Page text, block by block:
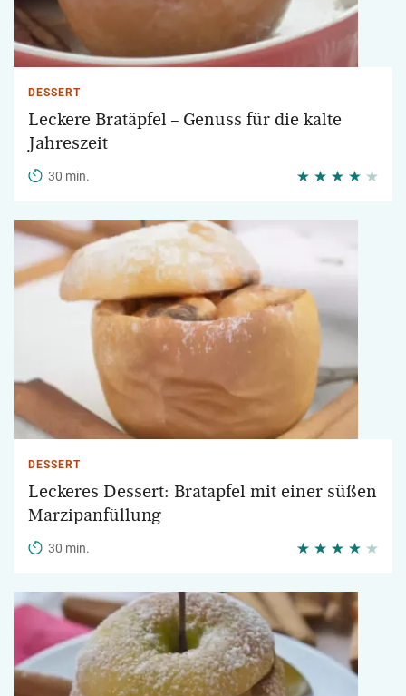
DESSERT
Leckere Bratäpfel – Genuss für die kalte
Jahreszeit
30 min.
DESSERT
Leckeres Dessert: Bratapfel mit einer süßen
Marzipanfüllung
30 min.